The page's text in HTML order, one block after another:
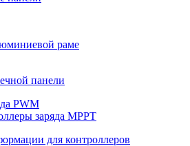
раме
панели
PWM
заряда MPPT
для контроллеров